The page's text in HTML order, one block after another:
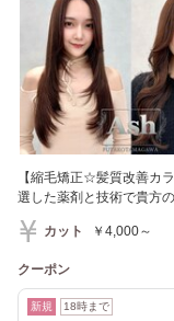
【縮毛矯正☆髪質改善カ
選した薬剤と技術で貴方
カット ￥4,000～
クーポン
新規 18時まで